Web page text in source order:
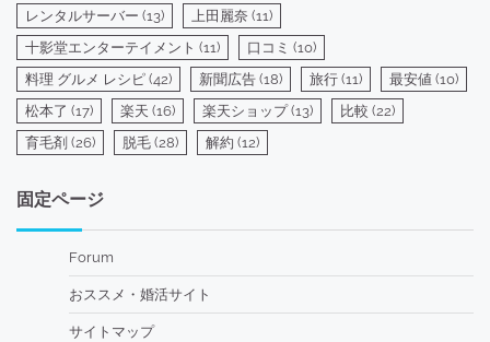
レンタルサーバー (13) 上田麗奈 (11)
十影堂エンターテイメント (11) 口コミ (10)
料理 グルメ レシピ (42) 新聞広告 (18) 旅行 (11) 最安値 (10)
松本了 (17) 楽天 (16) 楽天ショップ(13) 比較 (22)
育毛剤 (26) 脱毛 (28) 解約 (12)
固定ページ
Forum
おススメ・婚活サイト
サイトマップ